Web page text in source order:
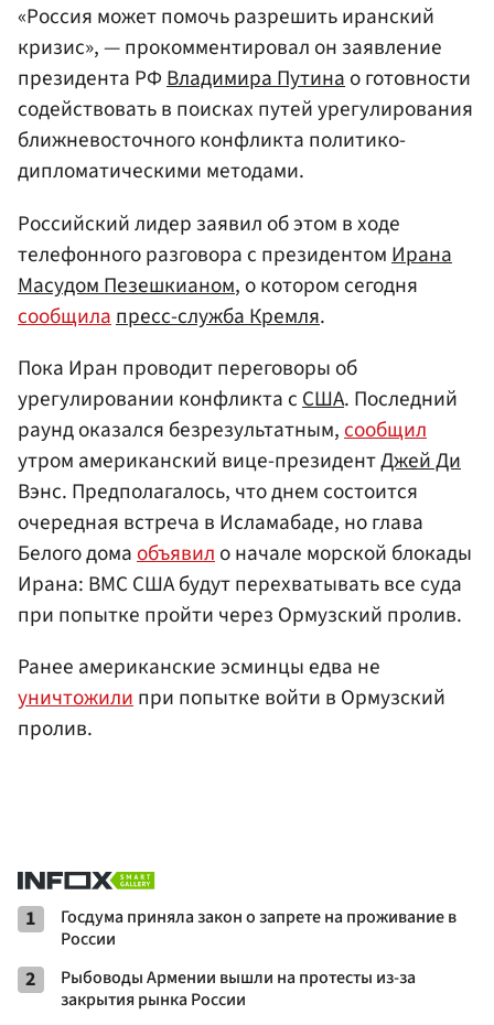
«Россия может помочь разрешить иранский
кризис», — прокомментировал он заявление
президента РФВладимира Путинао готовности
содействовать в поисках путей урегулирования
ближневосточного конфликта политико-
дипломатическими методами.
Российский лидер заявил об этом в ходе
телефонного разговора с президентом Ирана
Масудом Пезешкианом, о котором сегодня
сообщила пресс-служба Кремля.
Пока Иран проводит переговоры об
урегулировании конфликта сСША. Последний
раунд оказался безрезультатным,сообщил
утром американский вице-президентДжей Ди
Вэнс. Предполагалось, что днем состоится
очередная встреча в Исламабаде, но глава
Белого домаобъявило начале морской блокады
Ирана: ВМС США будут перехватывать все суда
при попытке пройти через Ормузский пролив.
Ранее американские эсминцы едва не
уничтожилипри попытке войти в Ормузский
пролив.
1
Госдума приняла закон о запрете на проживание в
России
2
Рыбоводы Армении вышли на протесты из-за
закрытия рынка России